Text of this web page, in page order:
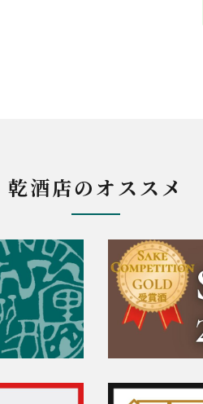
乾酒店のオススメ